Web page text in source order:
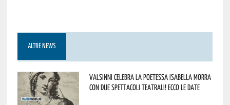
ALTRE NEWS
Valsinni celebra la poetessa Isabella Morra
con due spettacoli teatrali! Ecco le date